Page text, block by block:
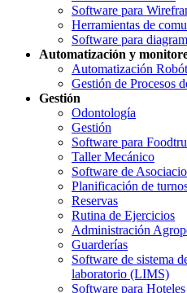
Software para
Herramientas de
Software para
Automatización y
Automatización
Gestión de Procesos
Gestión
Odontología
Gestión
Software para
Taller Mecánico
Software de
Planificación de
Reservas
Rutina de Ejercicios
Administración
Guarderías
Software de sistema
laboratorio (LIMS)
Software para Hoteles